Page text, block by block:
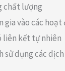
chất lượng
gia vào các
liên kết tự nhiên
sử dụng các